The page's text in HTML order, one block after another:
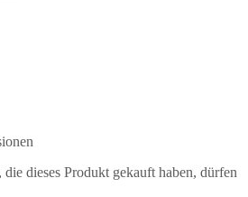
dieses Produkt gekauft haben, dürfen